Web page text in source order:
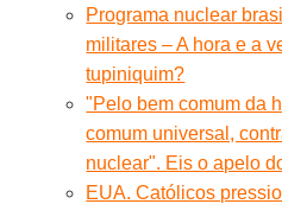
Programa nuclear
militares – A hora e a
tupiniquim?
"Pelo bem comum da
comum universal,
nuclear". Eis o apelo
EUA. Católicos